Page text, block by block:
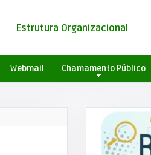
Estrutura Organizacional
Webmail Chamamento Público